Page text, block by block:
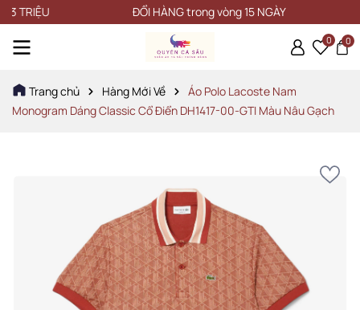
ĐỔI HÀNG trong vòng 15 NGÀY
0 0
Trang chủ Hàng Mới Về
Áo Polo Lacoste Nam
Monogram Dáng Classic Cổ Điển DH1417-00-GTI Màu Nâu Gạch